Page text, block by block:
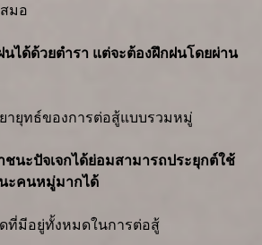
มอ
ได้ด้วยตำรา แต่จะต้องฝึกฝนโดยผ่าน
ายุทธ์ของการต่อสู้แบบรวมหมู่
ชนะปัจเจกได้ย่อมสามารถประยุกต์ใช้
ะคนหมู่มากได้
ที่มีอยู่ทั้งหมดในการต่อสู้